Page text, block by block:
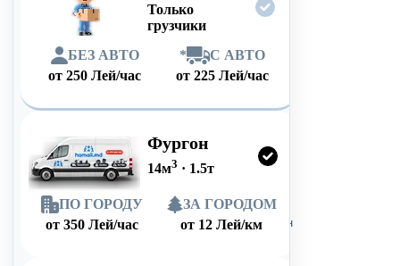
Только
грузчики
БЕЗ АВТО
от250 Лей/час
*
С АВТО
от 225 Лей/час
Фургон
14м3 · 1.5т
ПО ГОРОДУ
от 350 Лей/час
ЗА ГОРОДОМ
от 12 Лей/км